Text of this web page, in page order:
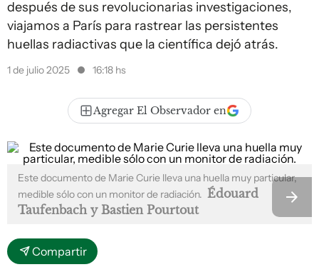
después de sus revolucionarias investigaciones,
viajamos a París para rastrear las persistentes
huellas radiactivas que la científica dejó atrás.
1 de julio 2025 16:18 hs
Agregar El Observador en
Este documento de Marie Curie lleva una huella muy particular,
medible sólo con un monitor de radiación. Édouard
Taufenbach y Bastien Pourtout
Compartir